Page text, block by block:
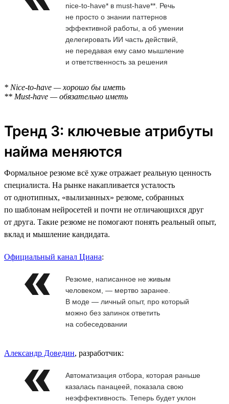
nice-to-have* в must-have**. Речь
не просто о знании паттернов
эффективной работы, а об умении
делегировать ИИ часть действий,
не передавая ему само мышление
и ответственность за решения
* Nice-to-have — хорошо бы иметь
** Must-have — обязательно иметь
Тренд 3: ключевые атрибуты
найма меняются
Формальное резюме всё хуже отражает реальную ценность
специалиста. На рынке накапливается усталость
от однотипных, «вылизанных» резюме, собранных
по шаблонам нейросетей и почти не отличающихся друг
от друга. Такие резюме не помогают понять реальный опыт,
вклад и мышление кандидата.
Официальный канал Циана:
Резюме, написанное не живым
человеком, — мертво заранее.
В моде — личный опыт, про который
можно без запинок ответить
на собеседовании
Александр Доведин, разработчик:
Автоматизация отбора, которая раньше
казалась панацеей, показала свою
неэффективность. Теперь будет уклон